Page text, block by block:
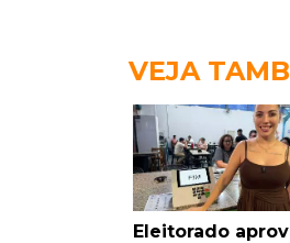
VEJA
Eleitorado